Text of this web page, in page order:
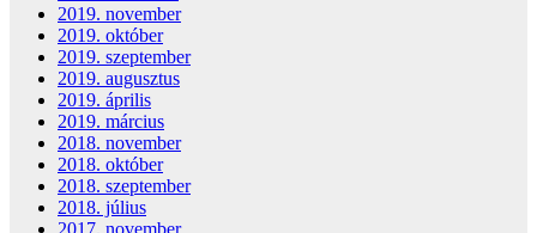
2019. november
2019. október
2019. szeptember
2019. augusztus
2019. április
2019. március
2018. november
2018. október
2018. szeptember
2018. július
2017. november